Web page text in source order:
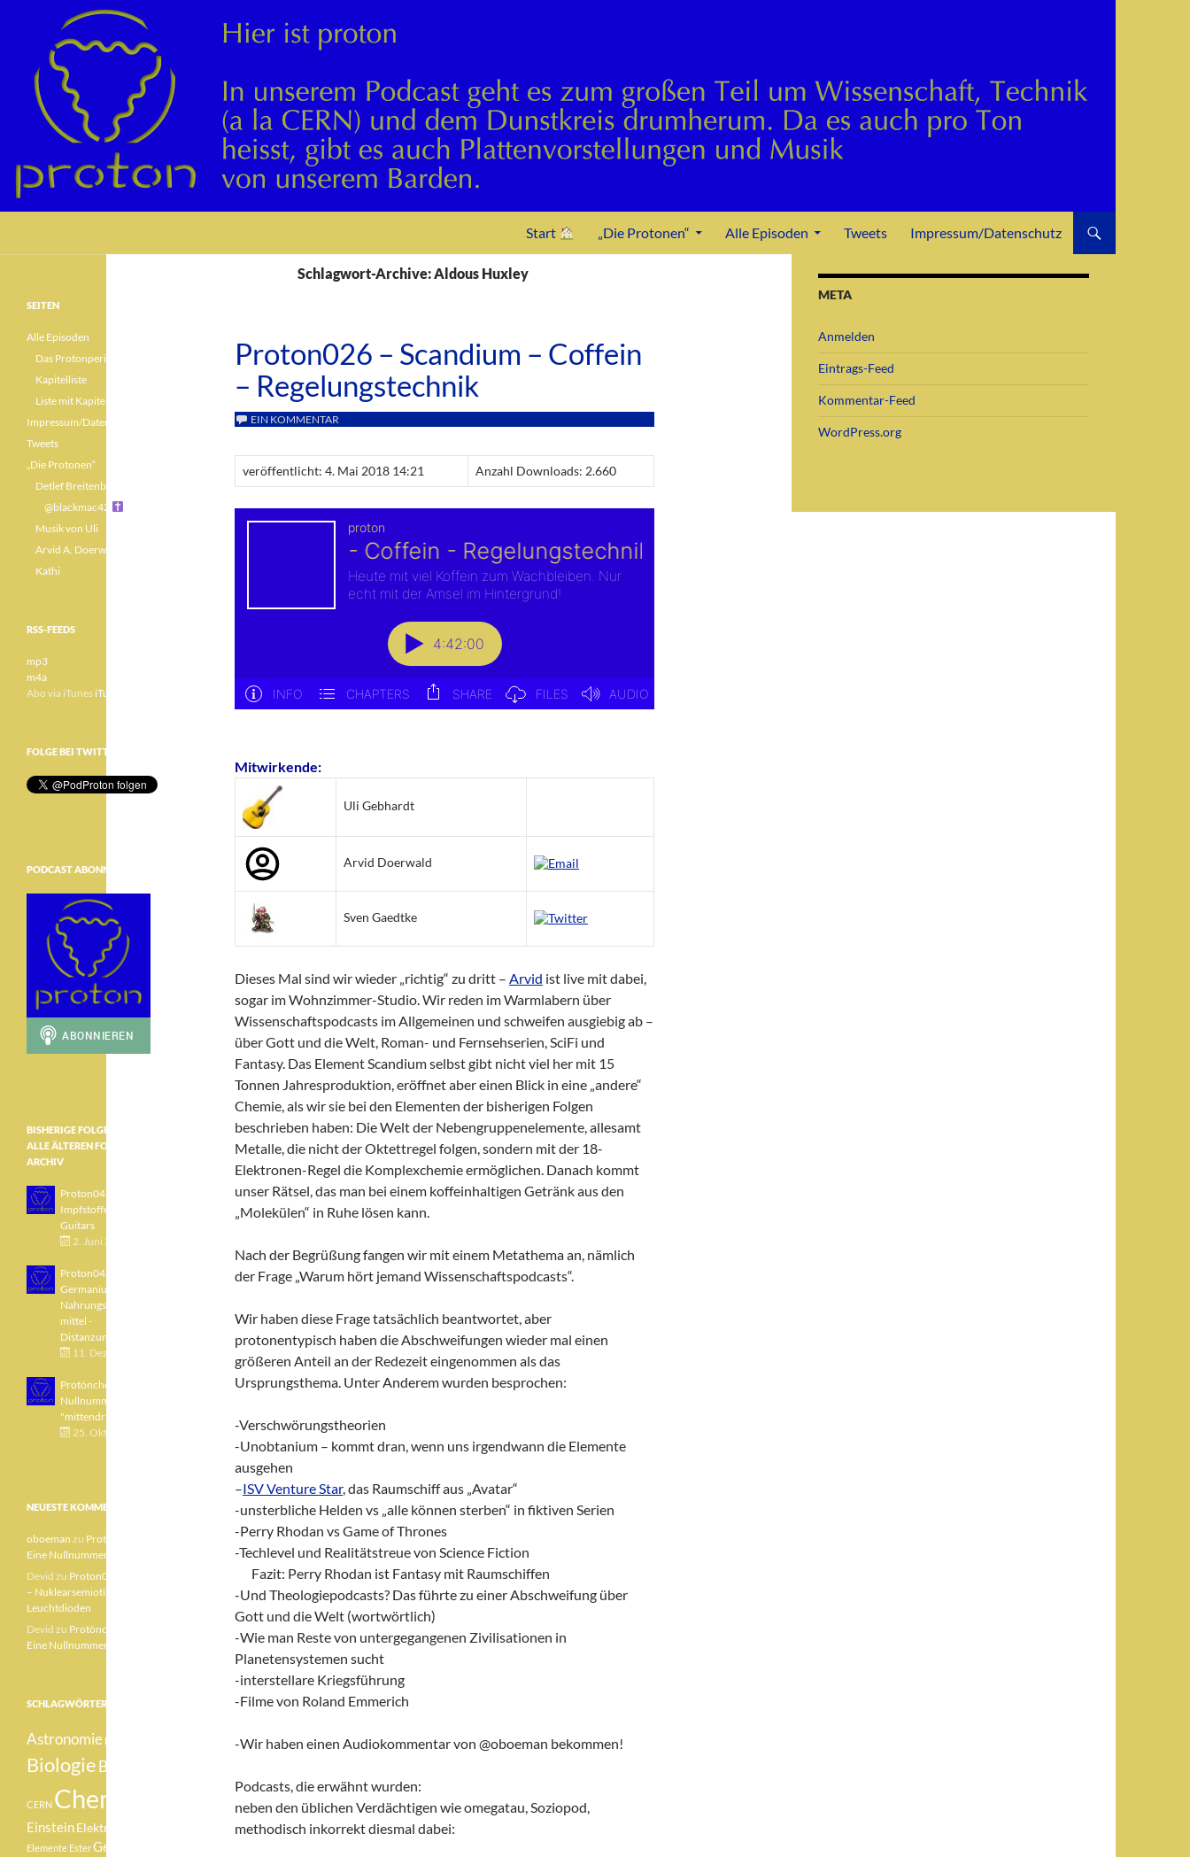
Start „Die Protonen“ Alle Episoden Tweets Impressum/Datenschutz
Schlagwort-Archive: Aldous Huxley
Proton026 – Scandium – Coffein
– Regelungstechnik
EIN KOMMENTAR
veröffentlicht: 4. Mai 2018 14:21 Anzahl Downloads: 2.660
Mitwirkende:
Uli Gebhardt
Arvid Doerwald
Sven Gaedtke
Dieses Mal sind wir wieder „richtig“ zu dritt – Arvid ist live mit dabei,
sogar im Wohnzimmer-Studio. Wir reden im Warmlabern über
Wissenschaftspodcasts im Allgemeinen und schweifen ausgiebig ab –
über Gott und die Welt, Roman- und Fernsehserien, SciFi und
Fantasy. Das Element Scandium selbst gibt nicht viel her mit 15
Tonnen Jahresproduktion, eröffnet aber einen Blick in eine „andere“
Chemie, als wir sie bei den Elementen der bisherigen Folgen
beschrieben haben: Die Welt der Nebengruppenelemente, allesamt
Metalle, die nicht der Oktettregel folgen, sondern mit der 18-
Elektronen-Regel die Komplexchemie ermöglichen. Danach kommt
unser Rätsel, das man bei einem koffeinhaltigen Getränk aus den
„Molekülen“ in Ruhe lösen kann.
Nach der Begrüßung fangen wir mit einem Metathema an, nämlich
der Frage „Warum hört jemand Wissenschaftspodcasts“.
Wir haben diese Frage tatsächlich beantwortet, aber
protonentypisch haben die Abschweifungen wieder mal einen
größeren Anteil an der Redezeit eingenommen als das
Ursprungsthema. Unter Anderem wurden besprochen:
-Verschwörungstheorien
-Unobtanium – kommt dran, wenn uns irgendwann die Elemente
ausgehen
–ISV Venture Star, das Raumschiff aus „Avatar“
-unsterbliche Helden vs „alle können sterben“ in fiktiven Serien
-Perry Rhodan vs Game of Thrones
-Techlevel und Realitätstreue von Science Fiction
Fazit: Perry Rhodan ist Fantasy mit Raumschiffen
-Und Theologiepodcasts? Das führte zu einer Abschweifung über
Gott und die Welt (wortwörtlich)
-Wie man Reste von untergegangenen Zivilisationen in
Planetensystemen sucht
-interstellare Kriegsführung
-Filme von Roland Emmerich
-Wir haben einen Audiokommentar von @oboeman bekommen!
Podcasts, die erwähnt wurden:
neben den üblichen Verdächtigen wie omegatau, Soziopod,
methodisch inkorrekt diesmal dabei:
META
Anmelden
Eintrags-Feed
Kommentar-Feed
WordPress.org
SEITEN
Alle Episoden
Das Protonperiodensystem
Kapitelliste
Liste mit Kapiteln
Impressum/Datenschutz
Tweets
„Die Protonen“
Detlef Breitenbach
@blackmac42
Musik von Uli
Arvid A. Doerwald
Kathi
RSS-FEEDS
mp3
m4a
Abo via iTunes iTunes
FOLGE BEI TWITTER
PODCAST ABONNIEREN
BISHERIGE FOLGEN ………………
ALLE ÄLTEREN FOLGEN IM
ARCHIV
Proton043 - Arsen -
Impfstoffe - Blue
Guitars
2. Juni 2021
Proton042 -
Germanium -
Nahrungsergänzungs
mittel -
Distanzunterricht
11. Dezember 2020
Protönchen 041 - Eine
Nullnummer
"mittendrin"
25. Oktober 2020
NEUESTE KOMMENTARE
oboeman zu Protönchen 041 –
Eine Nullnummer „mittendrin“
Devid zu Proton040 – Gallium
– Nuklearsemiotik –
Leuchtdioden
Devid zu Protönchen 041 –
Eine Nullnummer „mittendrin“
SCHLAGWÖRTER
Astronomie Betazerfall
BiologieBotanik
CERN Chemie
EinsteinElektron
Elemente EsterGeologie